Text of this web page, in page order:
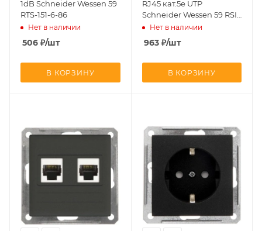
1dB Schneider Wessen 59
RTS-151-6-86
Нет в наличии
506 ₽/шт
В КОРЗИНУ
RJ45 кат.5е UTP
Schneider Wessen 59 RSI-
152K5E-6-86
Нет в наличии
963₽/шт
В КОРЗИНУ